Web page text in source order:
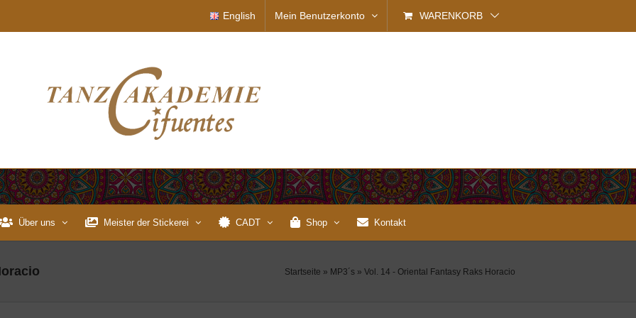
English Mein Benutzerkonto WARENKORB
Über uns Meister der Stickerei CADT Shop Kontakt
Startseite » MP3´s » Vol. 14 - Oriental Fantasy Raks Horacio